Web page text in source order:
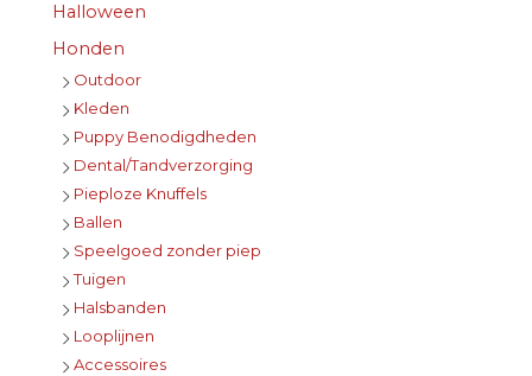
Halloween
Honden
Outdoor
Kleden
Puppy Benodigdheden
Dental/Tandverzorging
Pieploze Knuffels
Ballen
Speelgoed zonder piep
Tuigen
Halsbanden
Looplijnen
Accessoires